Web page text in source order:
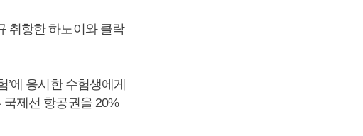
취항한 하노이와 클락
’에 응시한 수험생에게
제선 항공권을 20%